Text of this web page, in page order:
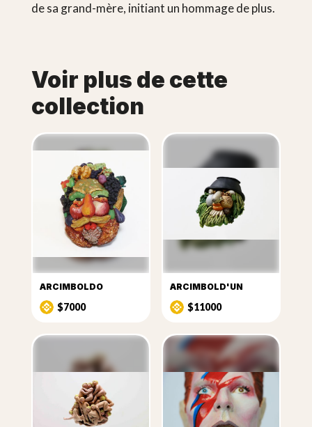
de sa grand-mère, initiant un hommage de plus.
Voir plus de cette
collection
ARCIMBOLDO
$7000
ARCIMBOLD'UN
$11000